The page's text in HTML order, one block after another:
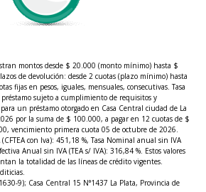
montos desde $ 20.000 (monto mínimo) hasta $
de devolución: desde 2 cuotas (plazo mínimo) hasta
fijas en pesos, iguales, mensuales, consecutivas. Tasa
sujeto a cumplimiento de requisitos y
un préstamo otorgado en Casa Central ciudad de La
por la suma de $ 100.000, a pagar en 12 cuotas de $
vencimiento primera cuota 05 de octubre de 2026.
con Iva): 451,18 %, Tasa Nominal anual sin IVA
Anual sin IVA (TEA s/ IVA): 316,84 %. Estos valores
la totalidad de las líneas de crédito vigentes.
9); Casa Central 15 N°1437 La Plata, Provincia de